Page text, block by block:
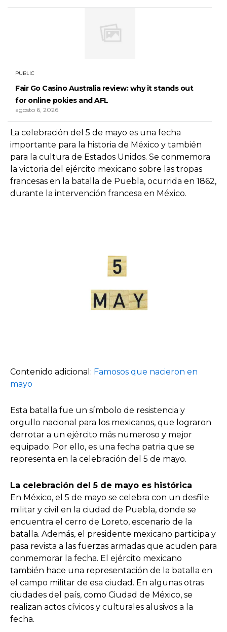
La celebración del 5 de mayo es una fecha
importante para la historia de México y también
para la cultura de Estados Unidos. Se conmemora
la victoria del ejército mexicano sobre las tropas
francesas en la batalla de Puebla, ocurrida en 1862,
durante la intervención francesa en México.
Contenido adicional: Famosos que nacieron en
mayo
Esta batalla fue un símbolo de resistencia y
orgullo nacional para los mexicanos, que lograron
derrotar a un ejército más numeroso y mejor
equipado. Por ello, es una fecha patria que se
representa en la celebración del 5 de mayo.
La celebración del 5 de mayo es histórica
En México, el 5 de mayo se celebra con un desfile
militar y civil en la ciudad de Puebla, donde se
encuentra el cerro de Loreto, escenario de la
batalla. Además, el presidente mexicano participa y
pasa revista a las fuerzas armadas que acuden para
conmemorar la fecha. El ejército mexicano
también hace una representación de la batalla en
el campo militar de esa ciudad. En algunas otras
ciudades del país, como Ciudad de México, se
realizan actos cívicos y culturales alusivos a la
fecha.
PUBLIC
Fair Go Casino Australia review: why it stands out
for online pokies and AFL
agosto 6, 2026